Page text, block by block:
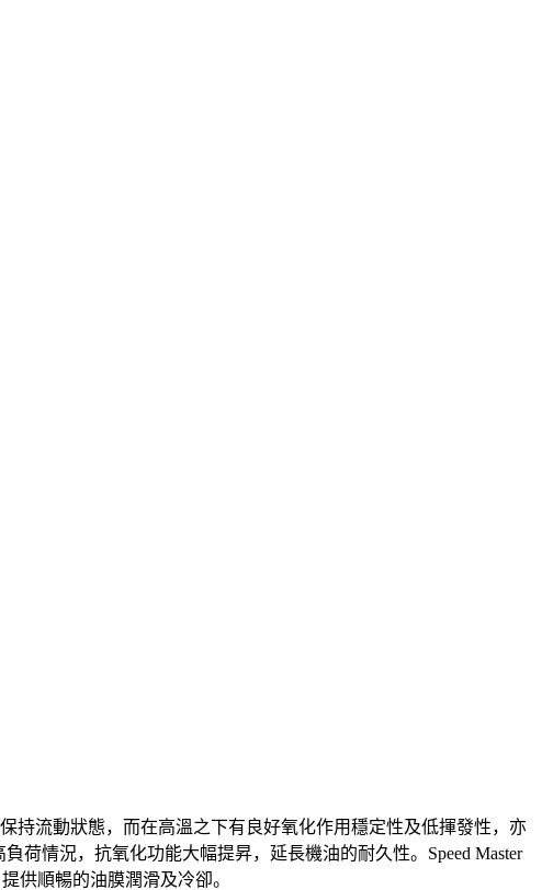
持流動狀態，而在高溫之下有良好氧化作用穩定性及低揮發性，亦
情況，抗氧化功能大幅提昇，延長機油的耐久性。Speed Master
供順暢的油膜潤滑及冷卻。